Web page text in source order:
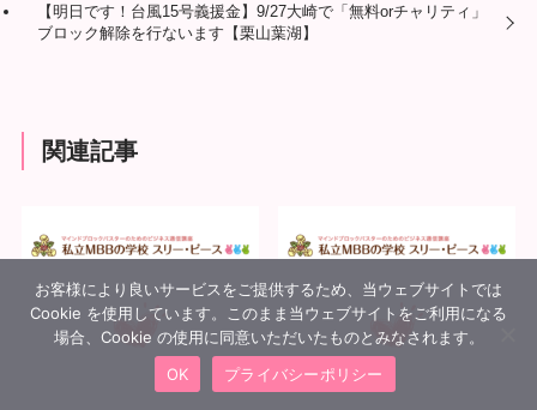
【明日です！台風15号義援金】9/27大崎で「無料orチャリティ」
ブロック解除を行ないます【栗山葉湖】
関連記事
お客様により良いサービスをご提供するため、当ウェブサイトでは
Cookie を使用しています。このまま当ウェブサイトをご利用になる
場合、Cookie の使用に同意いただいたものとみなされます。
OK
プライバシーポリシー